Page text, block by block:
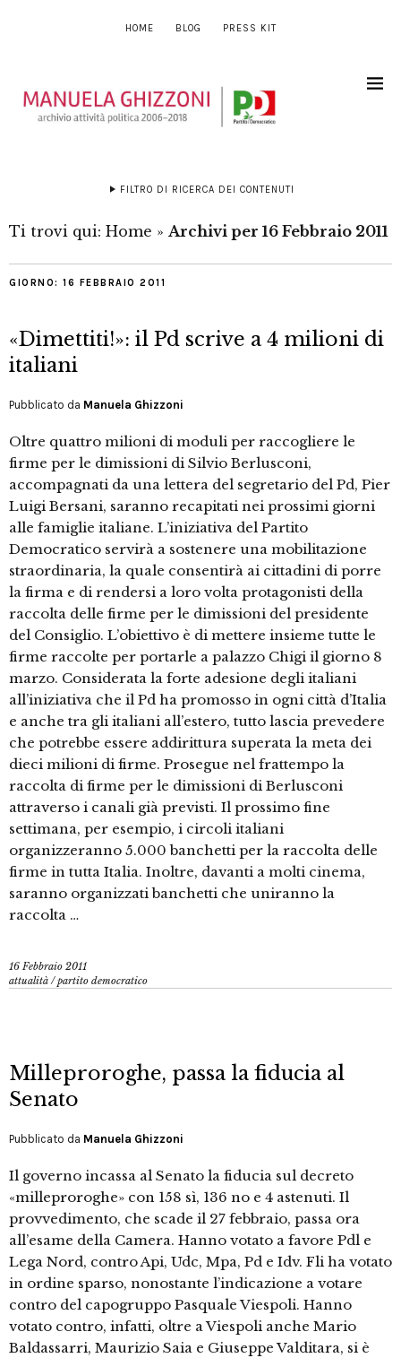
HOME BLOG PRESS KIT
FILTRO DI RICERCA DEI CONTENUTI
Ti trovi qui: Home » Archivi per 16 Febbraio 2011
GIORNO: 16 FEBBRAIO 2011
«Dimettiti!»: il Pd scrive a 4 milioni di
italiani
Pubblicato da Manuela Ghizzoni
Oltre quattro milioni di moduli per raccogliere le
firme per le dimissioni di Silvio Berlusconi,
accompagnati da una lettera del segretario del Pd, Pier
Luigi Bersani, saranno recapitati nei prossimi giorni
alle famiglie italiane. L’iniziativa del Partito
Democratico servirà a sostenere una mobilitazione
straordinaria, la quale consentirà ai cittadini di porre
la firma e di rendersi a loro volta protagonisti della
raccolta delle firme per le dimissioni del presidente
del Consiglio. L’obiettivo è di mettere insieme tutte le
firme raccolte per portarle a palazzo Chigi il giorno 8
marzo. Considerata la forte adesione degli italiani
all’iniziativa che il Pd ha promosso in ogni città d’Italia
e anche tra gli italiani all’estero, tutto lascia prevedere
che potrebbe essere addirittura superata la meta dei
dieci milioni di firme. Prosegue nel frattempo la
raccolta di firme per le dimissioni di Berlusconi
attraverso i canali già previsti. Il prossimo fine
settimana, per esempio, i circoli italiani
organizzeranno 5.000 banchetti per la raccolta delle
firme in tutta Italia. Inoltre, davanti a molti cinema,
saranno organizzati banchetti che uniranno la
raccolta …
16 Febbraio 2011
attualità /partito democratico
Milleproroghe, passa la fiducia al
Senato
Pubblicato da Manuela Ghizzoni
Il governo incassa al Senato la fiducia sul decreto
«milleproroghe» con 158 sì, 136 no e 4 astenuti. Il
provvedimento, che scade il 27 febbraio, passa ora
all’esame della Camera. Hanno votato a favore Pdl e
Lega Nord, contro Api, Udc, Mpa, Pd e Idv. Fli ha votato
in ordine sparso, nonostante l’indicazione a votare
contro del capogruppo Pasquale Viespoli. Hanno
votato contro, infatti, oltre a Viespoli anche Mario
Baldassarri, Maurizio Saia e Giuseppe Valditara, si è